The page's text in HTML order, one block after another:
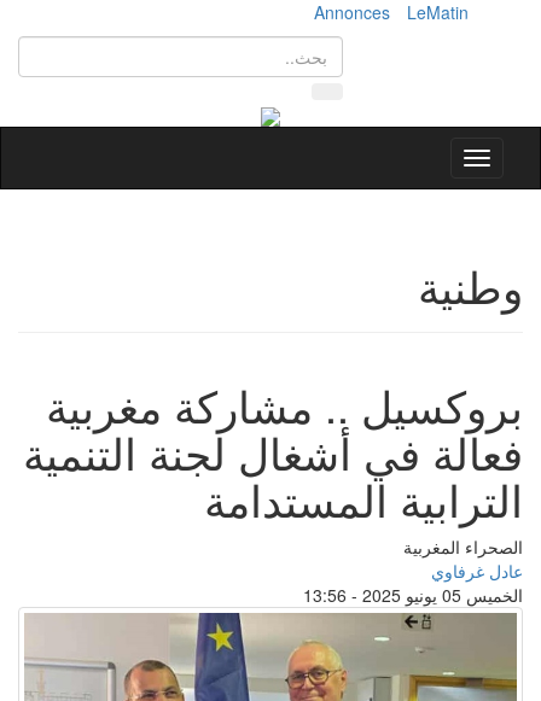
LeMatin
Annonces
Toggle
navigation
وطنية
بروكسيل .. مشاركة مغربية
فعالة في أشغال لجنة التنمية
الترابية المستدامة
الصحراء المغربية
عادل غرفاوي
الخميس 05 يونيو 2025 - 13:56